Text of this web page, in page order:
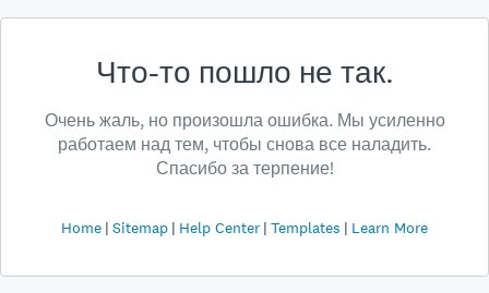
Что-то пошло не так.
Очень жаль, но произошла ошибка. Мы усиленно
работаем над тем, чтобы снова все наладить.
Спасибо за терпение!
Home Sitemap Help Center Templates Learn More